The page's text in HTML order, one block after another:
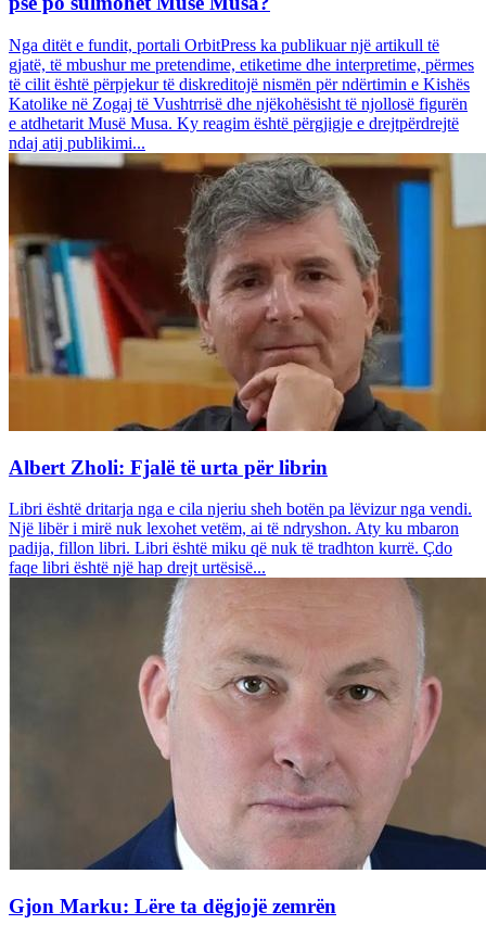
Nga ditët e fundit, portali OrbitPress ka publikuar një artikull të
gjatë, të mbushur me pretendime, etiketime dhe interpretime, përmes
të cilit është përpjekur të diskreditojë nismën për ndërtimin e Kishës
Katolike në Zogaj të Vushtrrisë dhe njëkohësisht të njollosë figurën
e atdhetarit Musë Musa. Ky reagim është përgjigje e drejtpërdrejtë
ndaj atij publikimi...
Albert Zholi: Fjalë të urta për librin
Libri është dritarja nga e cila njeriu sheh botën pa lëvizur nga vendi.
Një libër i mirë nuk lexohet vetëm, ai të ndryshon. Aty ku mbaron
padija, fillon libri. Libri është miku që nuk të tradhton kurrë. Çdo
faqe libri është një hap drejt urtësisë...
Gjon Marku: Lëre ta dëgjojë zemrën